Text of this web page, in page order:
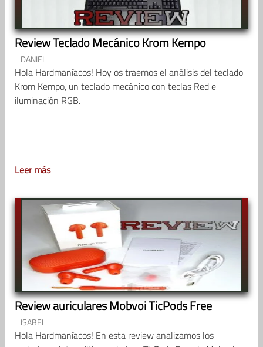
Review Teclado Mecánico Krom Kempo
DANIEL
Hola Hardmaníacos! Hoy os traemos el análisis del teclado
Krom Kempo, un teclado mecánico con teclas Red e
iluminación RGB.
Leer más
Review auriculares Mobvoi TicPods Free
ISABEL
Hola Hardmaníacos! En esta review analizamos los